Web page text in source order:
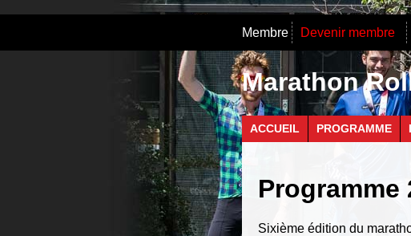
Membre Devenir membre
Marathon
ACCUEIL PROGRAMME
Programme
Sixième édition du